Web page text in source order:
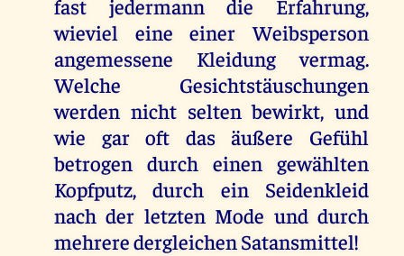
fast jedermann die Erfahrung,
wieviel eine einer Weibsperson
angemessene Kleidung vermag.
Welche Gesichtstäuschungen
werden nicht selten bewirkt, und
wie gar oft das äußere Gefühl
betrogen durch einen gewählten
Kopfputz, durch ein Seidenkleid
nach der letzten Mode und durch
mehrere dergleichen Satansmittel!